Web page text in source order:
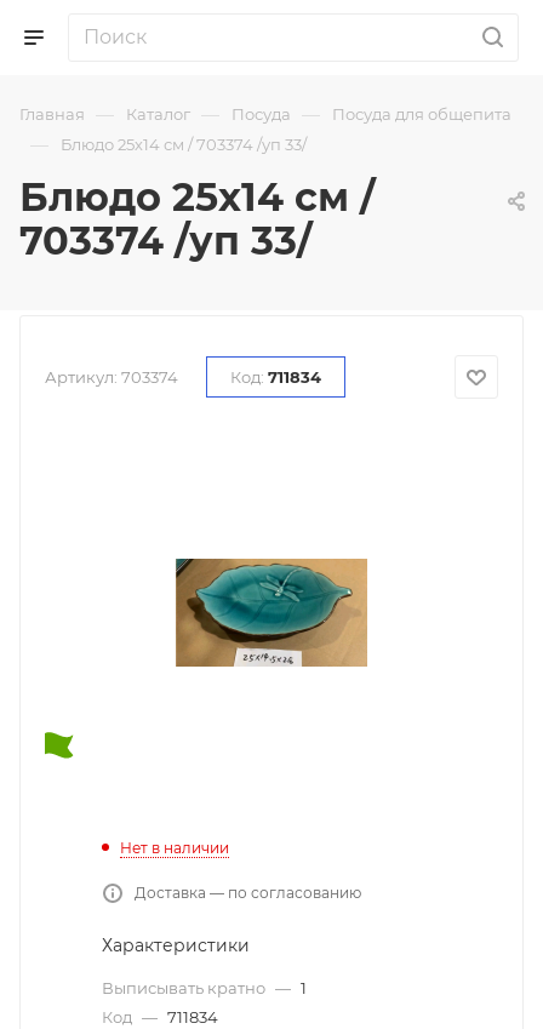
Главная — Каталог — Посуда — Посуда для общепита
— Блюдо 25х14 см / 703374 /уп 33/
Блюдо 25х14 см /
703374 /уп 33/
Артикул: 703374 Код: 711834
Нет в наличии
Доставка — по согласованию
Характеристики
Выписывать кратно — 1
Код — 711834